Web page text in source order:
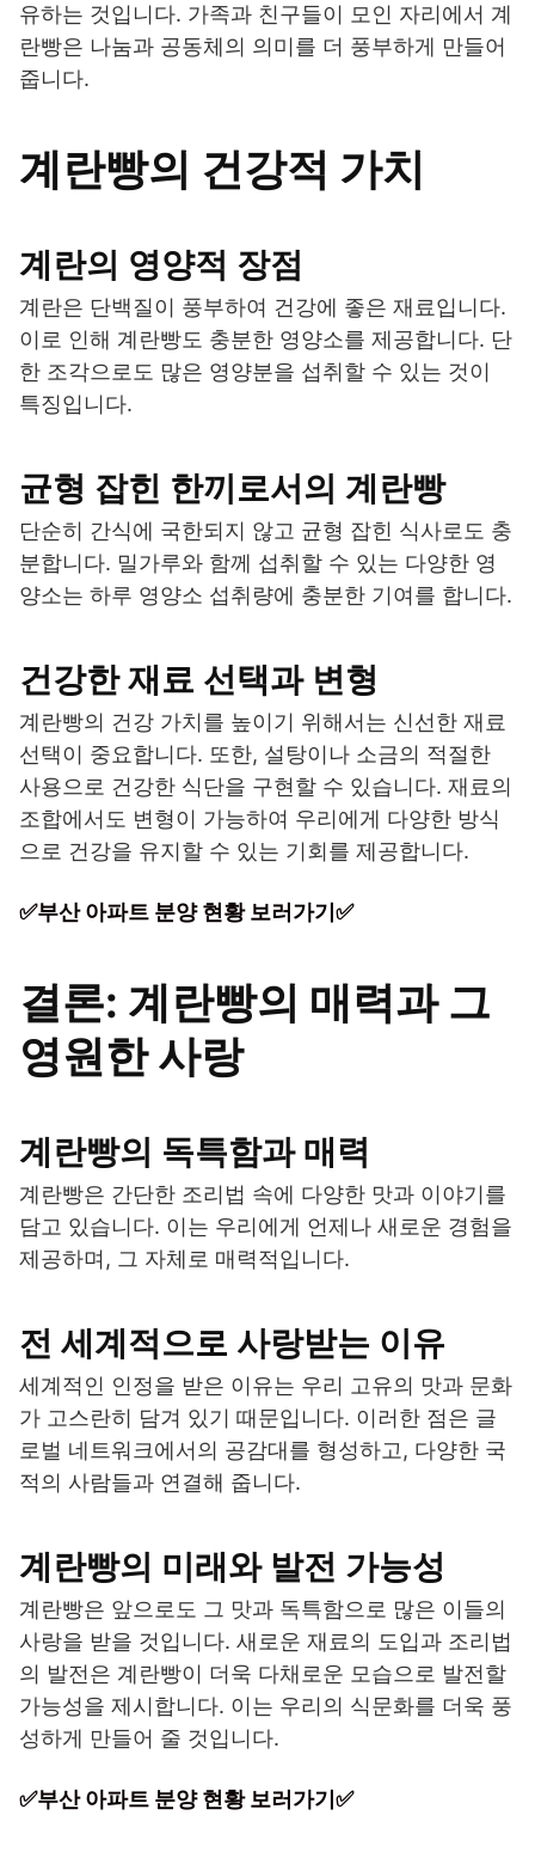
유하는 것입니다. 가족과 친구들이 모인 자리에서 계
란빵은 나눔과 공동체의 의미를 더 풍부하게 만들어
줍니다.
계란빵의 건강적 가치
계란의 영양적 장점
계란은 단백질이 풍부하여 건강에 좋은 재료입니다.
이로 인해 계란빵도 충분한 영양소를 제공합니다. 단
한 조각으로도 많은 영양분을 섭취할 수 있는 것이
특징입니다.
균형 잡힌 한끼로서의 계란빵
단순히 간식에 국한되지 않고 균형 잡힌 식사로도 충
분합니다. 밀가루와 함께 섭취할 수 있는 다양한 영
양소는 하루 영양소 섭취량에 충분한 기여를 합니다.
건강한 재료 선택과 변형
계란빵의 건강 가치를 높이기 위해서는 신선한 재료
선택이 중요합니다. 또한, 설탕이나 소금의 적절한
사용으로 건강한 식단을 구현할 수 있습니다. 재료의
조합에서도 변형이 가능하여 우리에게 다양한 방식
으로 건강을 유지할 수 있는 기회를 제공합니다.
✅부산 아파트 분양 현황 보러가기✅
결론: 계란빵의 매력과 그
영원한 사랑
계란빵의 독특함과 매력
계란빵은 간단한 조리법 속에 다양한 맛과 이야기를
담고 있습니다. 이는 우리에게 언제나 새로운 경험을
제공하며, 그 자체로 매력적입니다.
전 세계적으로 사랑받는 이유
세계적인 인정을 받은 이유는 우리 고유의 맛과 문화
가 고스란히 담겨 있기 때문입니다. 이러한 점은 글
로벌 네트워크에서의 공감대를 형성하고, 다양한 국
적의 사람들과 연결해 줍니다.
계란빵의 미래와 발전 가능성
계란빵은 앞으로도 그 맛과 독특함으로 많은 이들의
사랑을 받을 것입니다. 새로운 재료의 도입과 조리법
의 발전은 계란빵이 더욱 다채로운 모습으로 발전할
가능성을 제시합니다. 이는 우리의 식문화를 더욱 풍
성하게 만들어 줄 것입니다.
✅부산 아파트 분양 현황 보러가기✅